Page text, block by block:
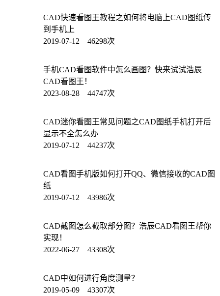
CAD快速看图王教程之如何将电脑上CAD图纸传
到手机上
2019-07-12 46298次
手机CAD看图软件中怎么画图？快来试试浩辰
CAD看图王！
2023-08-28 44747次
CAD迷你看图王常见问题之CAD图纸手机打开后
显示不全怎么办
2019-07-12 44237次
CAD看图手机版如何打开QQ、微信接收的CAD图
纸
2019-07-12 43986次
CAD截图怎么截取部分图？浩辰CAD看图王帮你
实现！
2022-06-27 43308次
CAD中如何进行角度测量？
2019-05-09 43307次